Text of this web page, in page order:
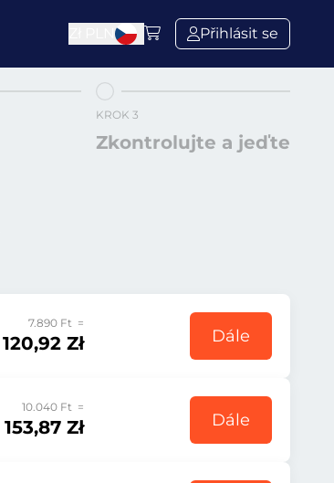
Přihlásit se
KROK 3
Zkontrolujte a jeďte
7.890 Ft =
120,92 Zł Dále
10.040 Ft =
153,87 Zł Dále